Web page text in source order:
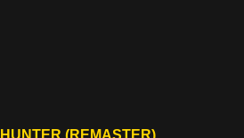
(REMASTER)